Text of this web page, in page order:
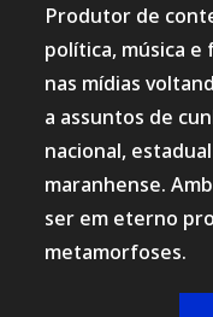
Produtor de
política, música
nas mídias
a assuntos de
nacional,
maranhense.
ser em eterno
metamorfoses.